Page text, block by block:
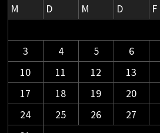
M
D M D F
3
4 5 6
10
11 12 13
17
18 19 20
24
25 26 27